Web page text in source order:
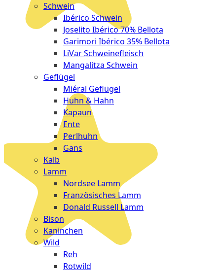
Schwein
Ibérico Schwein
Joselito Ibérico 70% Bellota
Garimori Ibérico 35% Bellota
LiVar Schweinefleisch
Mangalitza Schwein
Geflügel
Miéral Geflügel
Huhn & Hahn
Kapaun
Ente
Perlhuhn
Gans
Kalb
Lamm
Nordsee Lamm
Französisches Lamm
Donald Russell Lamm
Bison
Kaninchen
Wild
Reh
Rotwild